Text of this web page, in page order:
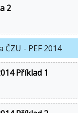
2
- PEF 2014
Příklad 1